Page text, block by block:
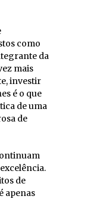
como
da
mais
investir
é o que
de uma
de
de
apenas